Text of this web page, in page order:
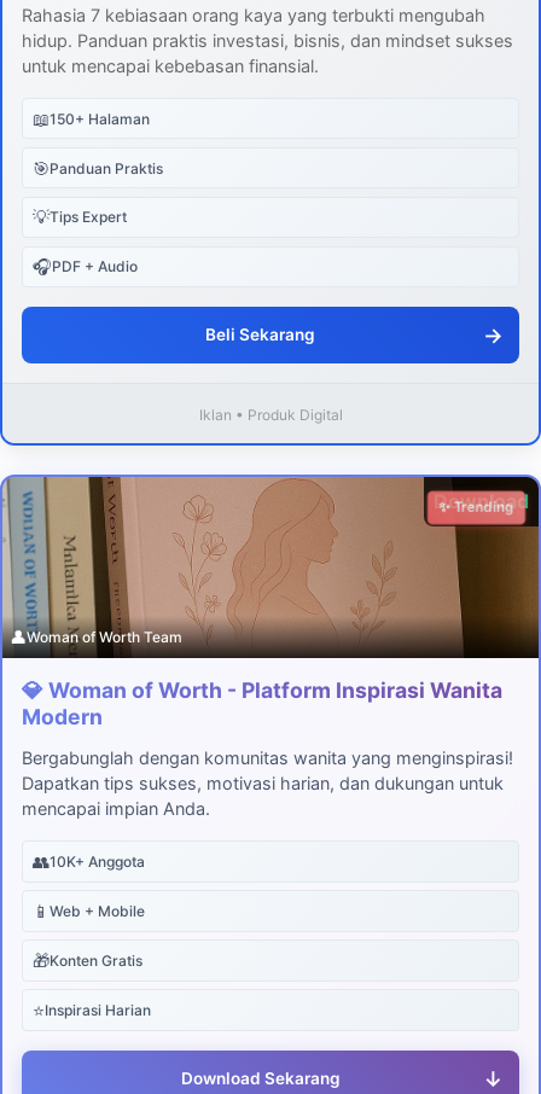
Rahasia 7 kebiasaan orang kaya yang terbukti mengubah
hidup. Panduan praktis investasi, bisnis, dan mindset sukses
untuk mencapai kebebasan finansial.
📖150+ Halaman
🎯Panduan Praktis
💡Tips Expert
🎧PDF + Audio
Beli Sekarang →
Iklan • Produk Digital
Download
✨ Trending
👤Woman of Worth Team
💎 Woman of Worth - Platform Inspirasi Wanita
Modern
Bergabunglah dengan komunitas wanita yang menginspirasi!
Dapatkan tips sukses, motivasi harian, dan dukungan untuk
mencapai impian Anda.
👥10K+ Anggota
📱 Web + Mobile
🎁Konten Gratis
⭐Inspirasi Harian
Download Sekarang ↓